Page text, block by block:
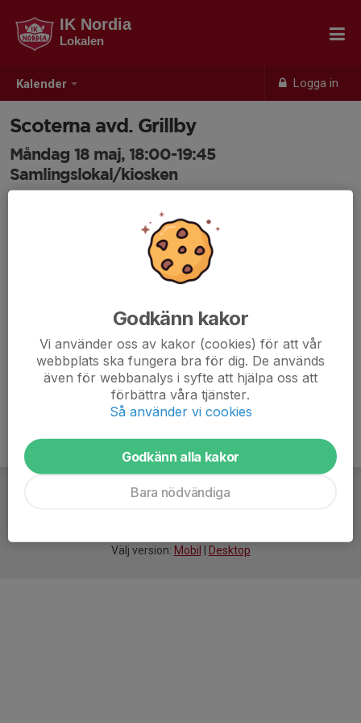
Kalender Logga in
IK Nordia
Lokalen
Scoterna avd. Grillby
Måndag 18 maj, 18:00-19:45
Samlingslokal/kiosken
Välj version: Mobil Desktop
Godkänn kakor
Vi använder oss av kakor (cookies) för att vår
webbplats ska fungera bra för dig. De används
även för webbanalys i syfte att hjälpa oss att
förbättra våra tjänster.
Så använder vi cookies
Godkänn alla kakor
Bara nödvändiga